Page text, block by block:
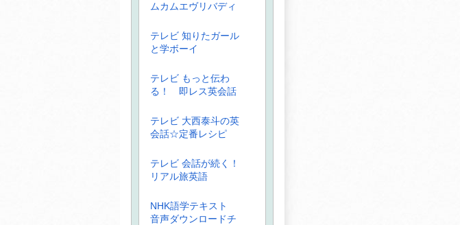
ムカムエヴリバディ
テレビ 知りたガール
と学ボーイ
テレビ もっと伝わ
る！ 即レス英会話
テレビ 大西泰斗の英
会話☆定番レシピ
テレビ 会話が続く！
リアル旅英語
NHK語学テキスト
音声ダウンロードチ